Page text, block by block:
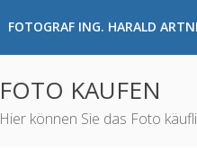
FOTOGRAF ING. HARALD
FOTO KAUFEN
Hier können Sie das Foto